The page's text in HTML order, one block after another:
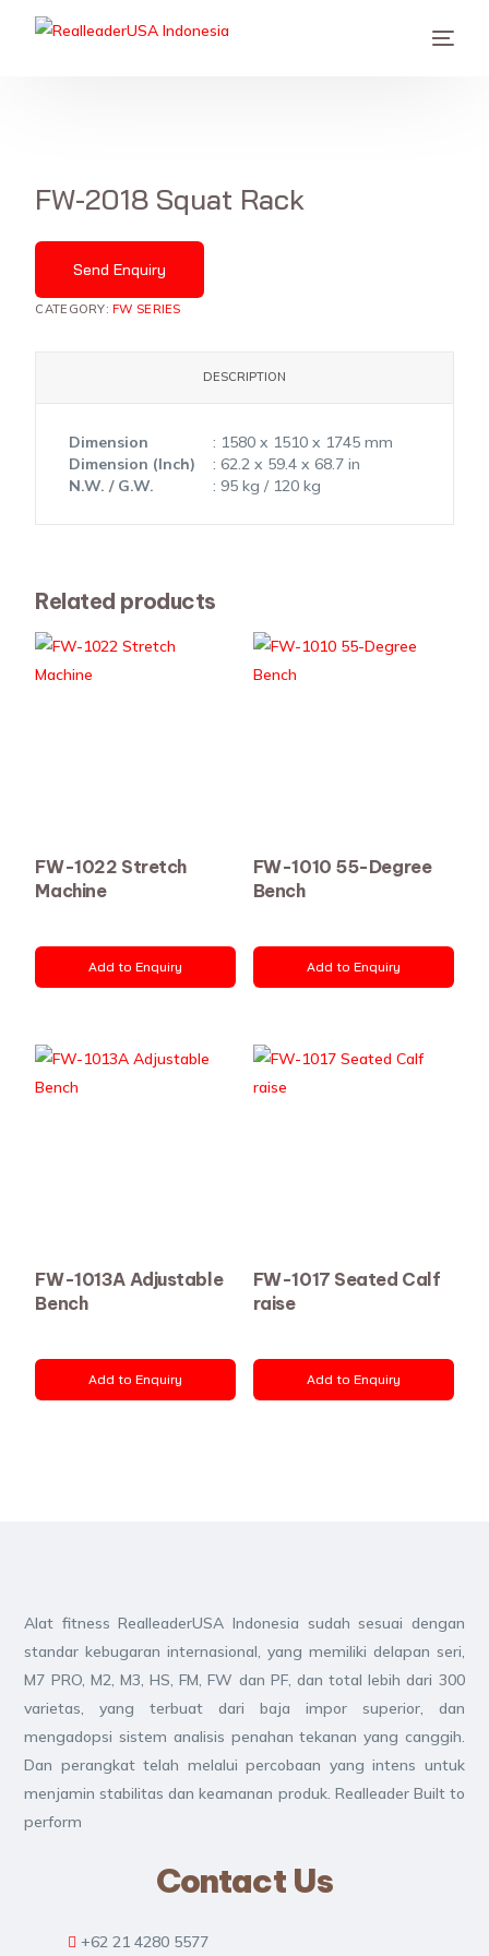
FW-2018 Squat Rack
Send Enquiry
CATEGORY:FW SERIES
DESCRIPTION
Dimension
: 1580 x 1510 x 1745 mm
Dimension (Inch)
: 62.2 x 59.4 x 68.7 in
N.W. / G.W.
: 95 kg / 120 kg
Related products
FW-1022 Stretch
Machine
Add to Enquiry
FW-1010 55-Degree
Bench
Add to Enquiry
FW-1013A Adjustable
Bench
Add to Enquiry
FW-1017 Seated Calf
raise
Add to Enquiry
Alat fitness RealleaderUSA Indonesia sudah sesuai dengan
standar kebugaran internasional, yang memiliki delapan seri,
M7 PRO, M2, M3, HS, FM, FW dan PF, dan total lebih dari 300
varietas, yang terbuat dari baja impor superior, dan
mengadopsi sistem analisis penahan tekanan yang canggih.
Dan perangkat telah melalui percobaan yang intens untuk
menjamin stabilitas dan keamanan produk. Realleader Built to
perform
Contact Us
+62 21 4280 5577